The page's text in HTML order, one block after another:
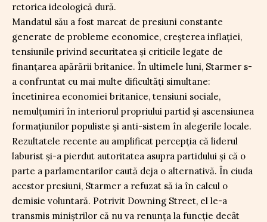
retorica ideologică dură.
Mandatul său a fost marcat de presiuni constante
generate de probleme economice, creșterea inflației,
tensiunile privind securitatea și criticile legate de
finanțarea apărării britanice. În ultimele luni, Starmer s-
a confruntat cu mai multe dificultăți simultane:
încetinirea economiei britanice, tensiuni sociale,
nemulțumiri în interiorul propriului partid și ascensiunea
formațiunilor populiste și anti-sistem în alegerile locale.
Rezultatele recente au amplificat percepția că liderul
laburist și-a pierdut autoritatea asupra partidului și că o
parte a parlamentarilor caută deja o alternativă. În ciuda
acestor presiuni, Starmer a refuzat să ia în calcul o
demisie voluntară. Potrivit Downing Street, el le-a
transmis miniștrilor că nu va renunța la funcție decât